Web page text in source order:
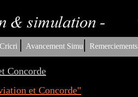
| Avancement Simu| Remerciements
Concorde
et Concorde"